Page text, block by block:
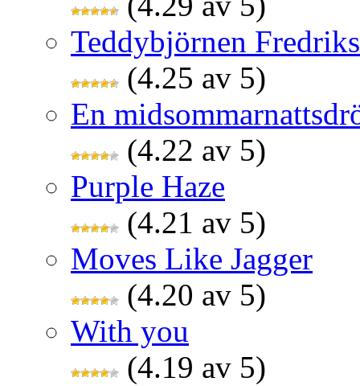
Teddybjörnen
(4.25 av 5)
En
(4.22 av 5)
Purple Haze
(4.21 av 5)
Moves Like Jagger
(4.20 av 5)
With you
(4.19 av 5)